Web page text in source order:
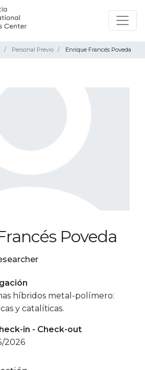
Personal Previo Enrique Francés Poveda
Poveda
híbridos metal-polímero:
y catalíticas.
in - Check-out
2026